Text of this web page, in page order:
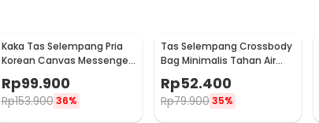
Kaka Tas Selempang Pria
Korean Canvas Messenger
Rp99.900
Rp153.900 36%
Tas Selempang Crossbody
Bag Minimalis Tahan Air
Rp52.400
Rp79.90035%